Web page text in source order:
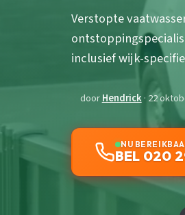
Verstopte
inclusief wijk-
doorHendrick· 22
NU
BEL 020